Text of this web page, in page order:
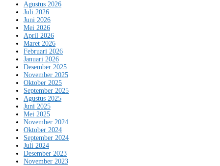
Agustus 2026
Juli 2026
Juni 2026
Mei 2026
April 2026
Maret 2026
Februari 2026
Januari 2026
Desember 2025
November 2025
Oktober 2025
September 2025
Agustus 2025
Juni 2025
Mei 2025
November 2024
Oktober 2024
September 2024
Juli 2024
Desember 2023
November 2023